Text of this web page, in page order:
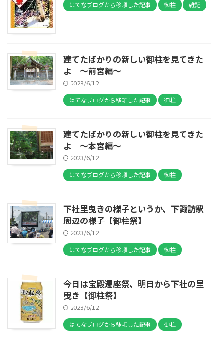
はてなブログから移項した記事 御柱 雑記
建てたばかりの新しい御柱を見てきた
よ ～前宮編～
2023/6/12
はてなブログから移項した記事 御柱
建てたばかりの新しい御柱を見てきた
よ ～本宮編～
2023/6/12
はてなブログから移項した記事 御柱
下社里曳きの様子というか、下諏訪駅
周辺の様子【御柱祭】
2023/6/12
はてなブログから移項した記事 御柱
今日は宝殿遷座祭、明日から下社の里
曳き【御柱祭】
2023/6/12
はてなブログから移項した記事 御柱